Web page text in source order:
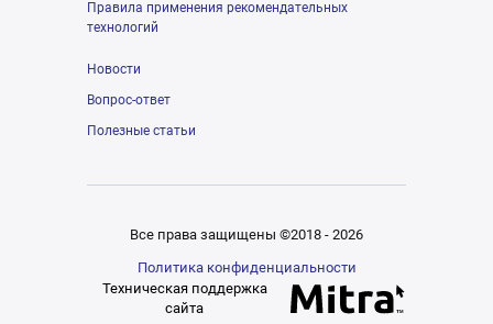
Правила применения рекомендательных
технологий
Новости
Вопрос-ответ
Полезные статьи
Все права защищены ©2018 - 2026
Политика конфиденциальности
Техническая поддержка
сайта